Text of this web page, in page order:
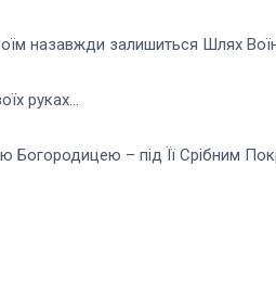
назавжди залишиться Шлях
руках…
– під Її Срібним